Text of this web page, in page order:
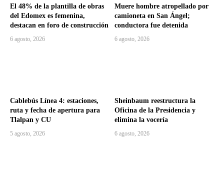
El 48% de la plantilla de obras
del Edomex es femenina,
destacan en foro de construcción
6 agosto, 2026
Muere hombre atropellado por
camioneta en San Ángel;
conductora fue detenida
6 agosto, 2026
Cablebús Línea 4: estaciones,
ruta y fecha de apertura para
Tlalpan y CU
5 agosto, 2026
Sheinbaum reestructura la
Oficina de la Presidencia y
elimina la vocería
6 agosto, 2026